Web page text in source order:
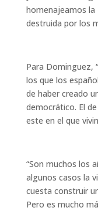
homenajeamos la
destruida por los
Para Dominguez,
los que los
de haber creado
democrático. El
este en el que
“Son muchos los
algunos casos la
cuesta construir
Pero es mucho